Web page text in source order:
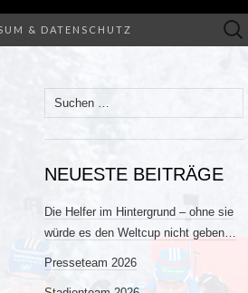
& DATENSCHUTZ
Suchen
nach:
Suchen
nach:
NEUESTE BEITRÄGE
Die Helfer im Hintergrund – ohne sie
würde es den Weltcup nicht geben…
Presseteam 2026